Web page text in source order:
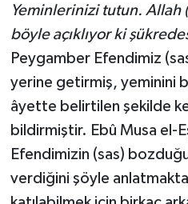
Yeminlerinizi tutun. Allah
böyle açıklıyor ki
Peygamber Efendimiz
yerine getirmiş, yeminini
âyette belirtilen şekilde
bildirmiştir. Ebû Musa el-
Efendimizin (sas)
verdiğini şöyle